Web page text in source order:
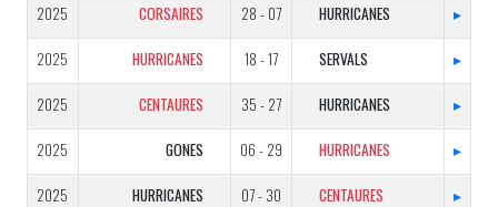
2025 CORSAIRES 28 - 07 HURRICANES ▸
2025 HURRICANES 18 - 17 SERVALS ▸
2025 CENTAURES 35 - 27 HURRICANES ▸
2025 GONES 06 - 29 HURRICANES ▸
2025 HURRICANES 07 - 30 CENTAURES ▸